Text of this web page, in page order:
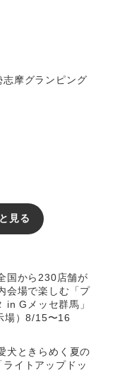
志摩グランピング
見る
国から230店舗が
会場で楽しむ「プ
in Gメッセ群馬」
場）8/15〜16
犬ときらめく夏の
イトアップドッ